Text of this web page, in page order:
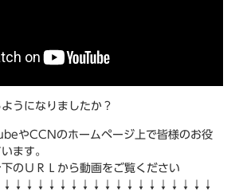
うになりましたか？
やCCNのホームページ上で皆様のお役
ます。
のＵＲＬから動画をご覧ください